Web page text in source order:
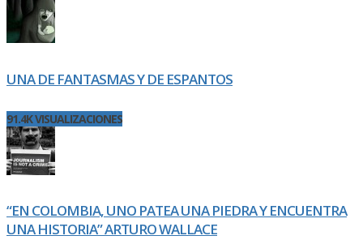
UNA DE FANTASMAS Y DE ESPANTOS
91.4K VISUALIZACIONES
“EN COLOMBIA, UNO PATEA UNA PIEDRA Y ENCUENTRA
UNA HISTORIA” ARTURO WALLACE